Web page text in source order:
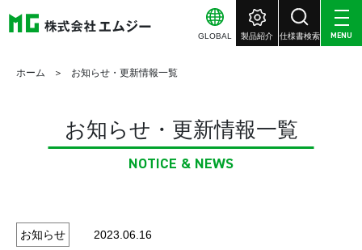
GLOBAL 製品紹介 仕様書検索 MENU
ホーム お知らせ・更新情報一覧
お知らせ・更新情報一覧
NOTICE & NEWS
お知らせ 2023.06.16